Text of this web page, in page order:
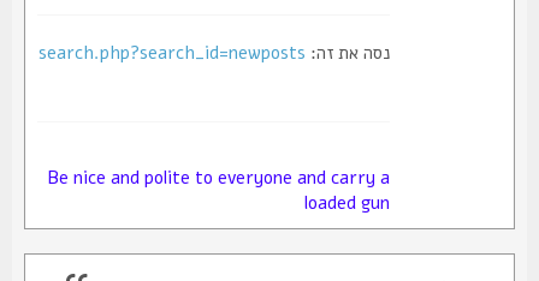
נסה את זה:search.php?search_id=newposts
Be nice and polite to everyone and carry a
loaded gun